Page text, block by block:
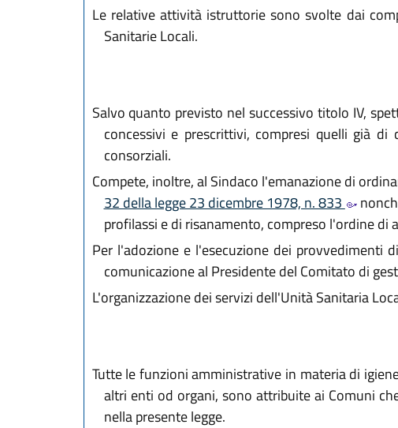
Le relative attività istruttorie sono svolte dai
Sanitarie Locali.
Salvo quanto previsto nel successivo titolo IV,
concessivi e prescrittivi, compresi quelli già
consorziali.
Compete, inoltre, al Sindaco l'emanazione di
32 della legge 23 dicembre 1978, n. 833
profilassi e di risanamento, compreso l'ordine
Per l'adozione e l'esecuzione dei provvedimenti
comunicazione al Presidente del Comitato di
L'organizzazione dei servizi dell'Unità Sanitaria
Tutte le funzioni amministrative in materia di
altri enti od organi, sono attribuite ai Comuni
nella presente legge.